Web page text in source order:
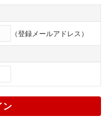
（登録メールアドレス）